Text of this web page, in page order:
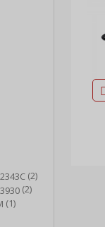
(2)
(2)
(1)